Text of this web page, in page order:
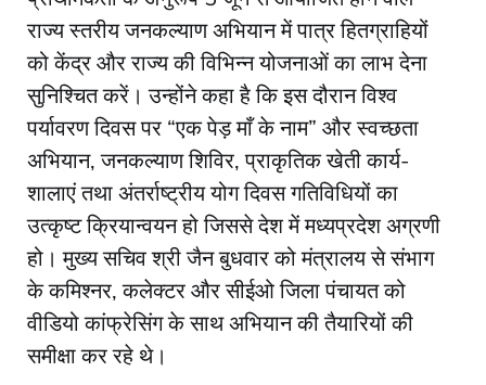
राज्य स्तरीय जनकल्याण अभियान में पात्र हितग्राहियों
को केंद्र और राज्य की विभिन्न योजनाओं का लाभ देना
सुनिश्चित करें। उन्होंने कहा है कि इस दौरान विश्व
पर्यावरण दिवस पर “एक पेड़ माँ के नाम” और स्वच्छता
अभियान, जनकल्याण शिविर, प्राकृतिक खेती कार्य-
शालाएं तथा अंतर्राष्ट्रीय योग दिवस गतिविधियों का
उत्कृष्ट क्रियान्वयन हो जिससे देश में मध्यप्रदेश अग्रणी
हो। मुख्य सचिव श्री जैन बुधवार को मंत्रालय से संभाग
के कमिश्नर, कलेक्टर और सीईओ जिला पंचायत को
वीडियो कांफ्रेसिंग के साथ अभियान की तैयारियों की
समीक्षा कर रहे थे।